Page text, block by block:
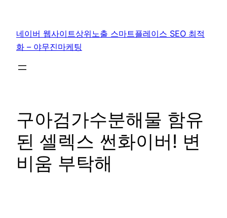
네이버 웹사이트상위노출 스마트플레이스 SEO 최적
화 – 야무진마케팅
구아검가수분해물 함유
된 셀렉스 썬화이버! 변
비움 부탁해